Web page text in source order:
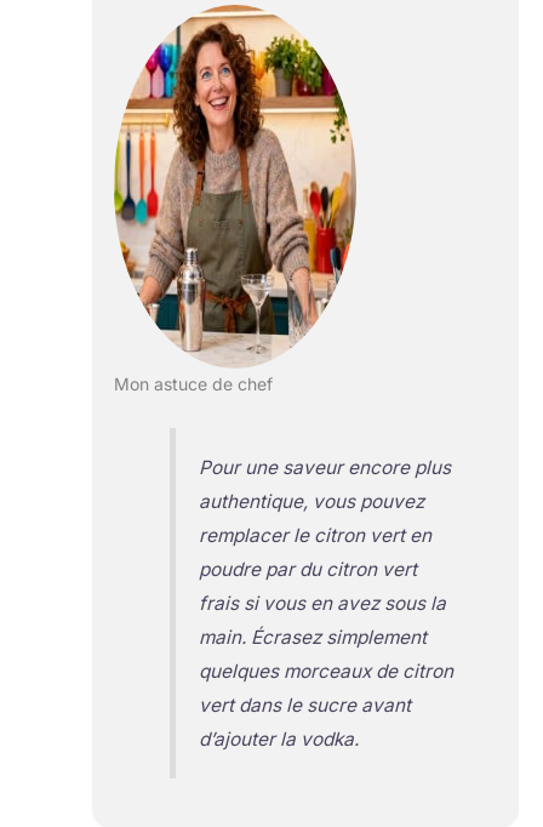
Mon astuce de chef
Pour une saveur encore plus
authentique, vous pouvez
remplacer le citron vert en
poudre par du citron vert
frais si vous en avez sous la
main. Écrasez simplement
quelques morceaux de citron
vert dans le sucre avant
d’ajouter la vodka.